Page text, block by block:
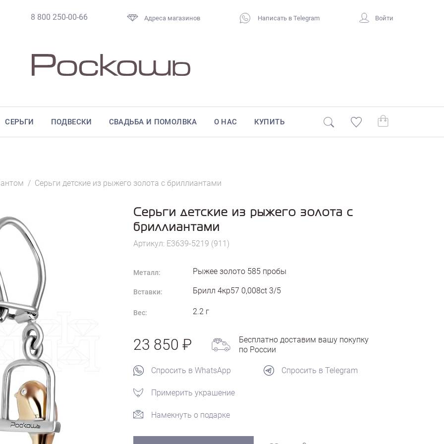
8 800 250-00-66 Адреса магазинов Написать в Telegram Войти
СЕРЬГИ ПОДВЕСКИ СВАДЬБА И ПОМОЛВКА О НАС КУПИТЬ
/ Серьги детские из рыжего золота с бриллиантами
Серьги детские из рыжего золота с
бриллиантами
Артикул: E3639-5219 (911)
Металл: Рыжее золото 585 пробы
Вставки: Брилл 4кр57 0,008ct 3/5
Вес: 2.2 г
23 850
Бесплатно доставим вашу покупку
по России
Спросить в WhatsApp Спросить в Telegram
Примерить украшение
Намекнуть о подарке